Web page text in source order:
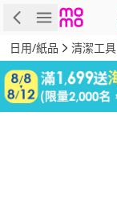
商品
日用/紙品 清潔工具